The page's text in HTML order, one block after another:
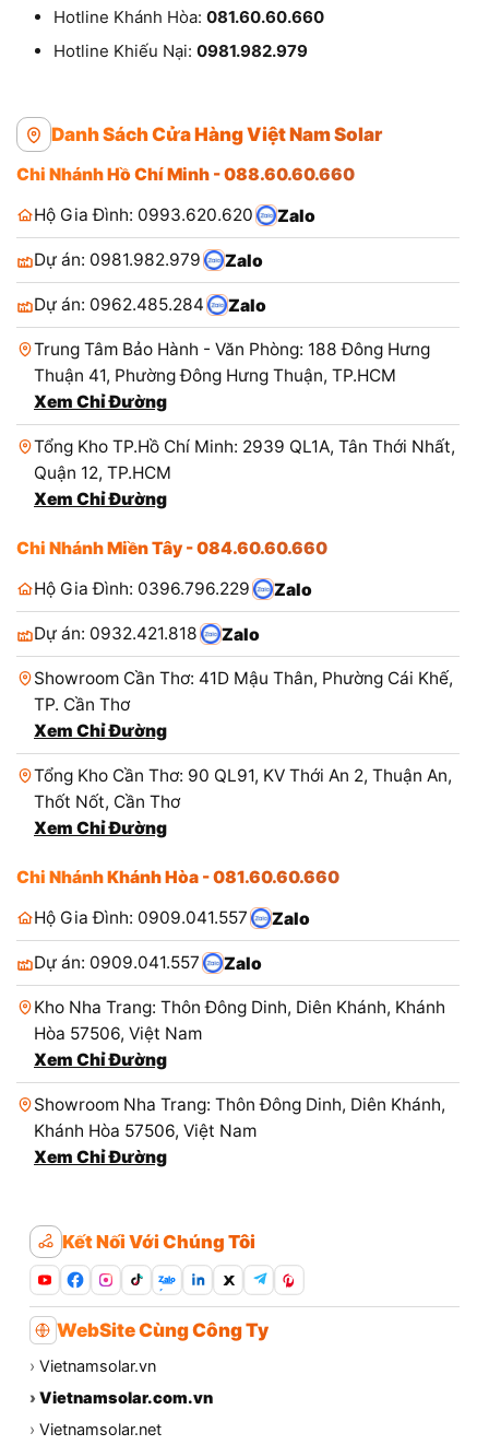
Hotline Khánh Hòa: 081.60.60.660
Hotline Khiếu Nại: 0981.982.979
Danh Sách Cửa Hàng Việt Nam Solar
Chi Nhánh Hồ Chí Minh - 088.60.60.660
Hộ Gia Đình: 0993.620.620
Zalo
Dự án: 0981.982.979 Zalo
Dự án: 0962.485.284 Zalo
Trung Tâm Bảo Hành - Văn Phòng: 188 Đông Hưng
Thuận 41, Phường Đông Hưng Thuận, TP.HCM
Xem Chỉ Đường
Tổng Kho TP.Hồ Chí Minh: 2939 QL1A, Tân Thới Nhất,
Quận 12, TP.HCM
Xem Chỉ Đường
Chi Nhánh Miền Tây - 084.60.60.660
Hộ Gia Đình: 0396.796.229
Zalo
Dự án: 0932.421.818 Zalo
Showroom Cần Thơ: 41D Mậu Thân, Phường Cái Khế,
TP. Cần Thơ
Xem Chỉ Đường
Tổng Kho Cần Thơ: 90 QL91, KV Thới An 2, Thuận An,
Thốt Nốt, Cần Thơ
Xem Chỉ Đường
Chi Nhánh Khánh Hòa - 081.60.60.660
Hộ Gia Đình: 0909.041.557
Zalo
Dự án: 0909.041.557 Zalo
Kho Nha Trang: Thôn Đông Dinh, Diên Khánh, Khánh
Hòa 57506, Việt Nam
Xem Chỉ Đường
Showroom Nha Trang: Thôn Đông Dinh, Diên Khánh,
Khánh Hòa 57506, Việt Nam
Xem Chỉ Đường
Kết Nối Với Chúng Tôi
Zalo
WebSite Cùng Công Ty
› Vietnamsolar.vn
› Vietnamsolar.com.vn
› Vietnamsolar.net